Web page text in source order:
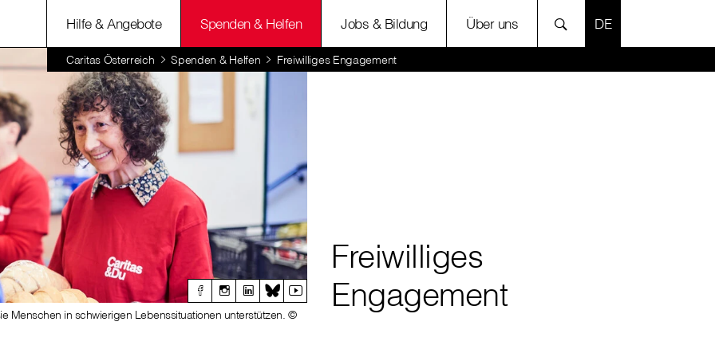
Hilfe & Angebote Spenden & Helfen Jobs & Bildung Über uns SPRACHE
Caritas Österreich Spenden & Helfen Freiwilliges Engagement
Freiwilliges
Engagement
Menschen in schwierigen Lebenssituationen unterstützen. ©